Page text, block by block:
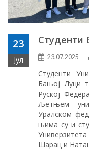
23
Јул
Студенти
23.07.2025
Студенти
Бањој Луци
Руској
Љетњем
Уралском
њима су и
Шарац и